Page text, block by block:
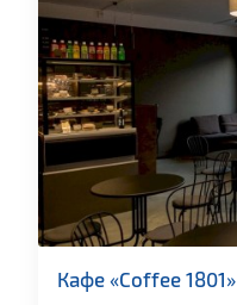
Кафе «Coffee 1801»